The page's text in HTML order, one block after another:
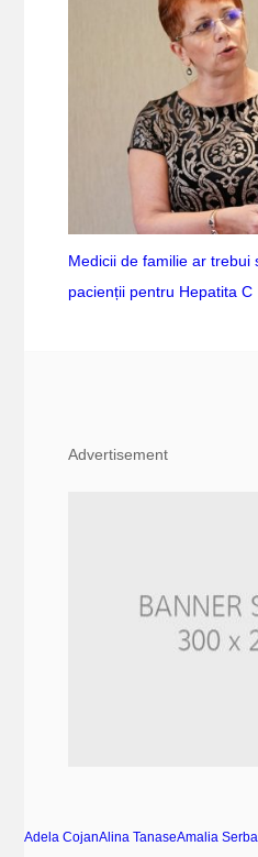
Medicii de familie ar trebui
pacienții pentru Hepatita C
Advertisement
Adela CojanAlina TanaseAmalia